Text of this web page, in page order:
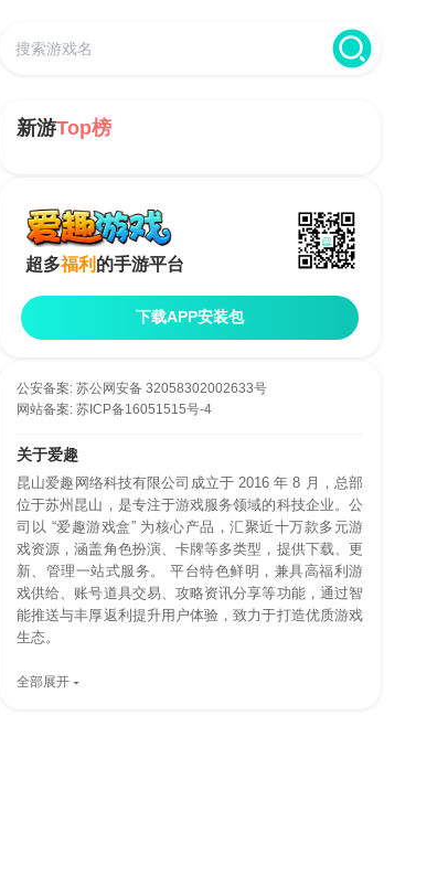
新游Top榜
超多福利 的手游平台
下载APP安装包
公安备案: 苏公网安备 32058302002633号
网站备案: 苏ICP备16051515号-4
关于爱趣
昆山爱趣网络科技有限公司成立于 2016 年 8 月，总部
位于苏州昆山，是专注于游戏服务领域的科技企业。公
司以 “爱趣游戏盒” 为核心产品，汇聚近十万款多元游
戏资源，涵盖角色扮演、卡牌等多类型，提供下载、更
新、管理一站式服务。 平台特色鲜明，兼具高福利游
戏供给、账号道具交易、攻略资讯分享等功能，通过智
能推送与丰厚返利提升用户体验，致力于打造优质游戏
生态。
全部展开